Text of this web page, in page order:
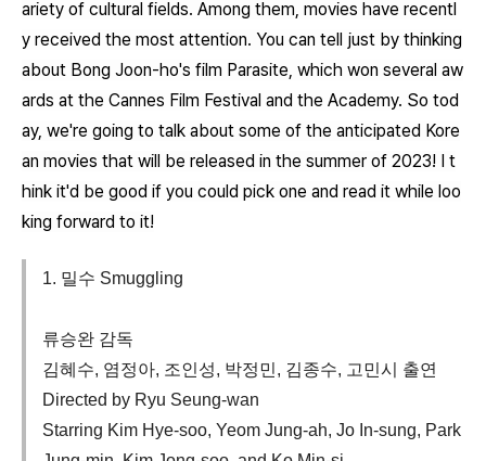
ariety of cultural fields. Among them, movies have recentl
y received the most attention. You can tell just by thinking
about Bong Joon-ho's film Parasite, which won several aw
ards at the Cannes Film Festival and the Academy. So tod
ay, we're going to talk about some of the anticipated Kore
an movies that will be released in the summer of 2023! I t
hink it'd be good if you could pick one and read it while loo
king forward to it!
1. 밀수 Smuggling
류승완 감독
김혜수, 염정아, 조인성, 박정민, 김종수, 고민시 출연
Directed by Ryu Seung-wan
Starring Kim Hye-soo, Yeom Jung-ah, Jo In-sung, Park